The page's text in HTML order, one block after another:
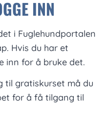
INN
i Fuglehundportalen
Hvis du har et
inn for å bruke det.
til gratiskurset må du
for å få tilgang til